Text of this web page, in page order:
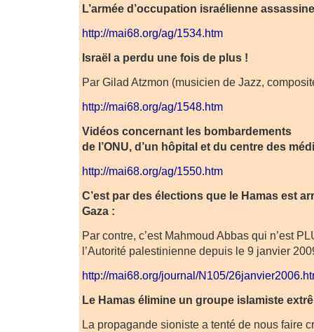
L’armée d’occupation israélienne
http://mai68.org/ag/1534.htm
Israël a perdu une fois de plus !
Par Gilad Atzmon (musicien de Jazz,
http://mai68.org/ag/1548.htm
Vidéos concernant les bombardements
de l’ONU, d’un hôpital et du centre des
http://mai68.org/ag/1550.htm
C’est par des élections que le Hamas est
Gaza :
Par contre, c’est Mahmoud Abbas qui n’est
l’Autorité palestinienne depuis le 9 janvier
http://mai68.org/journal/N105/
Le Hamas élimine un groupe islamiste
La propagande sioniste a tenté de nous faire